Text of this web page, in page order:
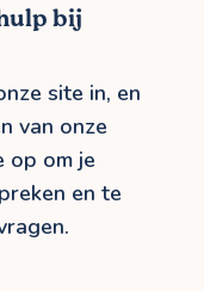
bij
site in, en
van onze
op om je
en te